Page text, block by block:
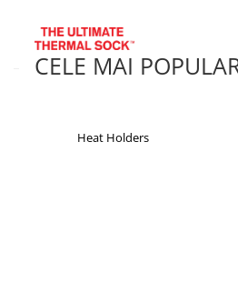
CELE MAI
Heat Holders